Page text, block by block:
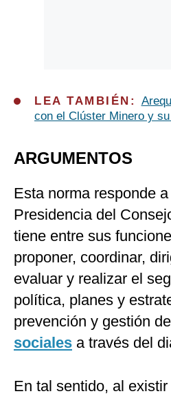
LEA TAMBIÉN:
con el Clúster Minero y
ARGUMENTOS
Esta norma responde
Presidencia del
tiene entre sus
proponer, coordinar,
evaluar y realizar el
política, planes y
prevención y gestión de
sociales a través del
En tal sentido, al